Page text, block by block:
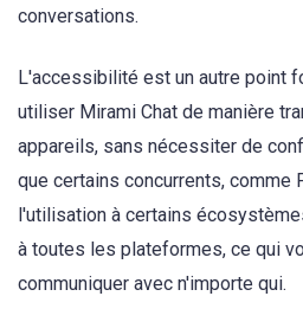
conversations.
L'accessibilité est un autre point
utiliser Mirami Chat de manière
appareils, sans nécessiter de
que certains concurrents, comme
l'utilisation à certains
à toutes les plateformes, ce qui
communiquer avec n'importe qui.